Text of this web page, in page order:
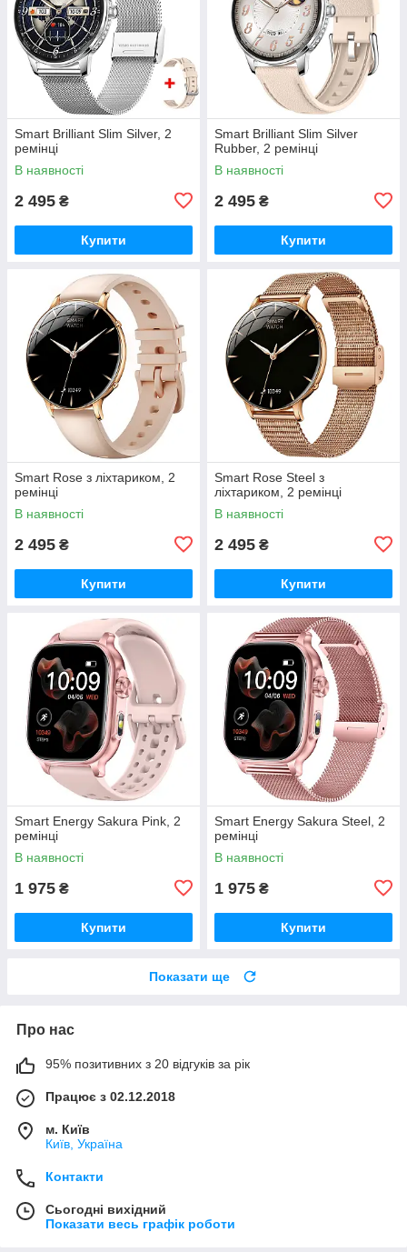
Smart Brilliant Slim Silver, 2
ремінці
В наявності
2 495 ₴
Купити
Smart Brilliant Slim Silver
Rubber, 2 ремінці
В наявності
2 495 ₴
Купити
Smart Rose з ліхтариком, 2
ремінці
В наявності
2 495 ₴
Купити
Smart Rose Steel з
ліхтариком, 2 ремінці
В наявності
2 495 ₴
Купити
Smart Energy Sakura Pink, 2
ремінці
В наявності
1 975 ₴
Купити
Smart Energy Sakura Steel, 2
ремінці
В наявності
1 975 ₴
Купити
Показати ще
Про нас
95% позитивних з 20 відгуків за рік
Працює з 02.12.2018
м. Київ
Київ, Україна
Контакти
Сьогодні вихідний
Показати весь графік роботи